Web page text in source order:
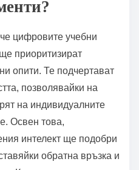
цифровите учебни
приоритизират
опити. Те подчертават
позволявайки на
на индивидуалните
Освен това,
интелект ще подобри
обратна връзка и